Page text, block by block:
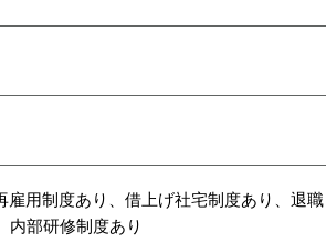
用制度あり、借上げ社宅制度あり、退職
内部研修制度あり